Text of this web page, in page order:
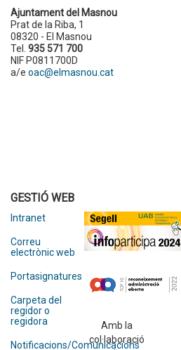
Ajuntament del Masnou
Prat de la Riba, 1
08320 - El Masnou
Tel. 935 571 700
NIF P0811700D
a/e oac@elmasnou.cat
GESTIÓ WEB
Intranet
Correu
electrònic web
Portasignatures
Carpeta del
regidor o
regidora
Notificacions/Comunicacions
Amb la
col·laboració